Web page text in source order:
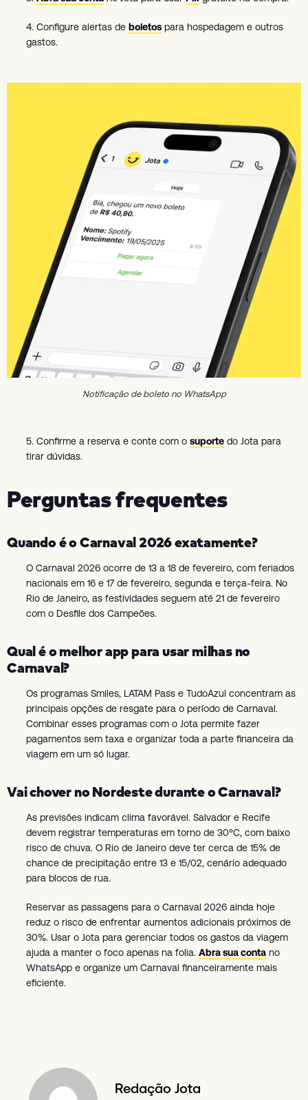
4. Configure alertas de boletos para hospedagem e outros
gastos.
Notificação de boleto no WhatsApp
5. Confirme a reserva e conte com o suporte do Jota para
tirar dúvidas.
Perguntas frequentes
Quando é o Carnaval 2026 exatamente?
O Carnaval 2026 ocorre de 13 a 18 de fevereiro, com feriados
nacionais em 16 e 17 de fevereiro, segunda e terça-feira. No
Rio de Janeiro, as festividades seguem até 21 de fevereiro
com o Desfile dos Campeões.
Qual é o melhor app para usar milhas no
Carnaval?
Os programas Smiles, LATAM Pass e TudoAzul concentram as
principais opções de resgate para o período de Carnaval.
Combinar esses programas com o Jota permite fazer
pagamentos sem taxa e organizar toda a parte financeira da
viagem em um só lugar.
Vai chover no Nordeste durante o Carnaval?
As previsões indicam clima favorável. Salvador e Recife
devem registrar temperaturas em torno de 30°C, com baixo
risco de chuva. O Rio de Janeiro deve ter cerca de 15% de
chance de precipitação entre 13 e 15/02, cenário adequado
para blocos de rua.
Reservar as passagens para o Carnaval 2026 ainda hoje
reduz o risco de enfrentar aumentos adicionais próximos de
30%. Usar o Jota para gerenciar todos os gastos da viagem
ajuda a manter o foco apenas na folia. Abra sua conta no
WhatsApp e organize um Carnaval financeiramente mais
eficiente.
Redação Jota